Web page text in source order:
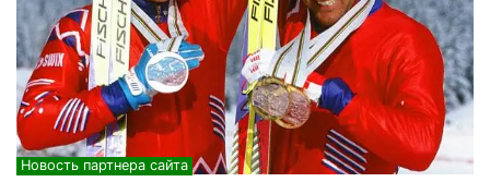
Новость партнера сайта